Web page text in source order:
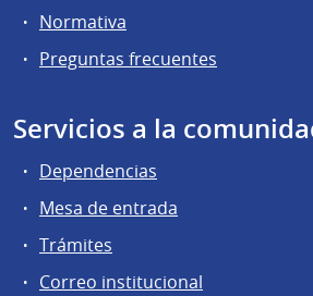
Normativa
Preguntas frecuentes
Servicios a la
Dependencias
Mesa de entrada
Trámites
Correo institucional